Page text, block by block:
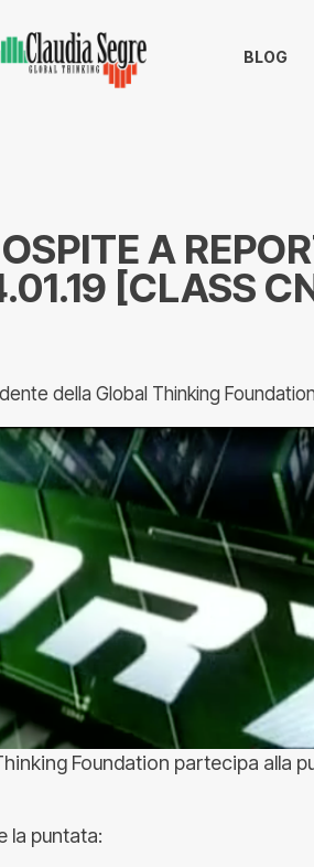
BLOG
A
[CLASS
della Global Thinking
Foundation partecipa alla
la puntata: